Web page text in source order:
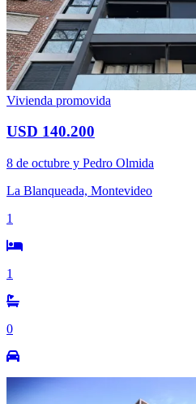
Vivienda promovida
USD 140.200
8 de octubre y Pedro Olmida
La Blanqueada, Montevideo
1
1
0